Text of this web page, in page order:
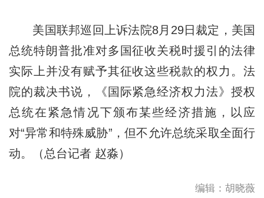
美国联邦巡回上诉法院8月29日裁定，美国
总统特朗普批准对多国征收关税时援引的法律
实际上并没有赋予其征收这些税款的权力。法
院的裁决书说，《国际紧急经济权力法》授权
总统在紧急情况下颁布某些经济措施，以应
对“异常和特殊威胁”，但不允许总统采取全面行
动。（总台记者 赵淼）
编辑：胡晓薇